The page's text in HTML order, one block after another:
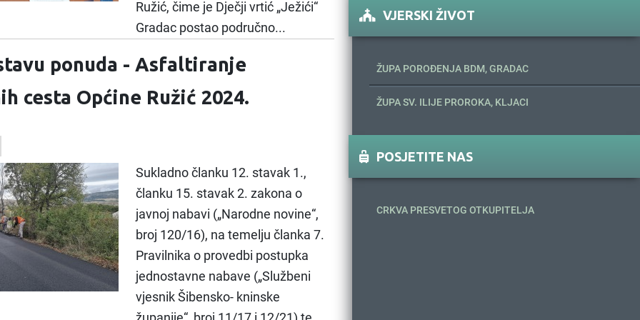
Ružić, čime je Dječji vrtić „Ježići“
Gradac postao područno...
ponuda - Asfaltiranje
cesta Općine Ružić 2024.
Sukladno članku 12. stavak 1.,
članku 15. stavak 2. zakona o
javnoj nabavi („Narodne novine“,
broj 120/16), na temelju članka 7.
Pravilnika o provedbi postupka
jednostavne nabave („Službeni
vjesnik Šibensko- kninske
VJERSKI ŽIVOT
ŽUPA POROĐENJA BDM, GRADAC
ŽUPA SV. ILIJE PROROKA, KLJACI
POSJETITE NAS
CRKVA PRESVETOG OTKUPITELJA